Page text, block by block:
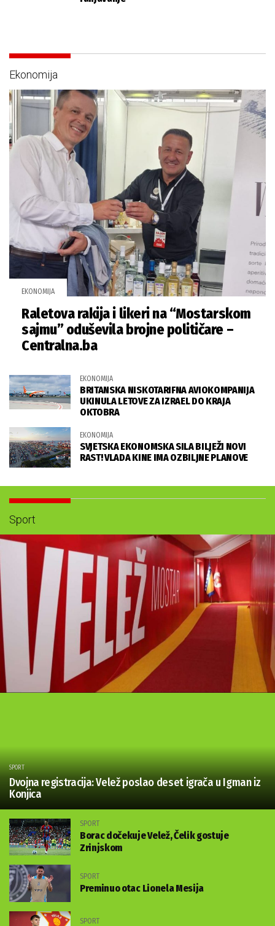
Ekonomija
EKONOMIJA
Raletova rakija i likeri na “Mostarskom
sajmu” oduševila brojne političare –
Centralna.ba
EKONOMIJA
BRITANSKA NISKOTARIFNA AVIOKOMPANIJA
UKINULA LETOVE ZA IZRAEL DO KRAJA
OKTOBRA
EKONOMIJA
SVJETSKA EKONOMSKA SILA BILJEŽI NOVI
RAST! VLADA KINE IMA OZBILJNE PLANOVE
Sport
SPORT
Dvojna registracija: Velež poslao deset igrača u Igman iz
Konjica
SPORT
Borac dočekuje Velež, Čelik gostuje
Zrinjskom
SPORT
Preminuo otac Lionela Mesija
SPORT